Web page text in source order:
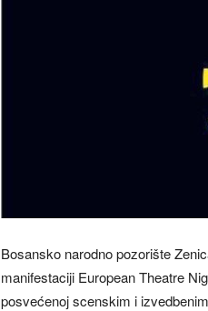
Bosansko narodno pozorište
manifestaciji European Theatre
posvećenoj scenskim i